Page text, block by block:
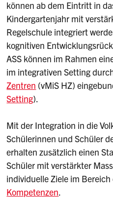
können ab dem Eintritt in
Kindergartenjahr mit
Regelschule integriert
kognitiven
ASS können im Rahmen
im integrativen Setting
Zentren (vMiS HZ)
Setting).
Mit der Integration in die
Schülerinnen und Schüler
erhalten zusätzlich einen
Schüler mit verstärkter
individuelle Ziele im Bereich
Kompetenzen.